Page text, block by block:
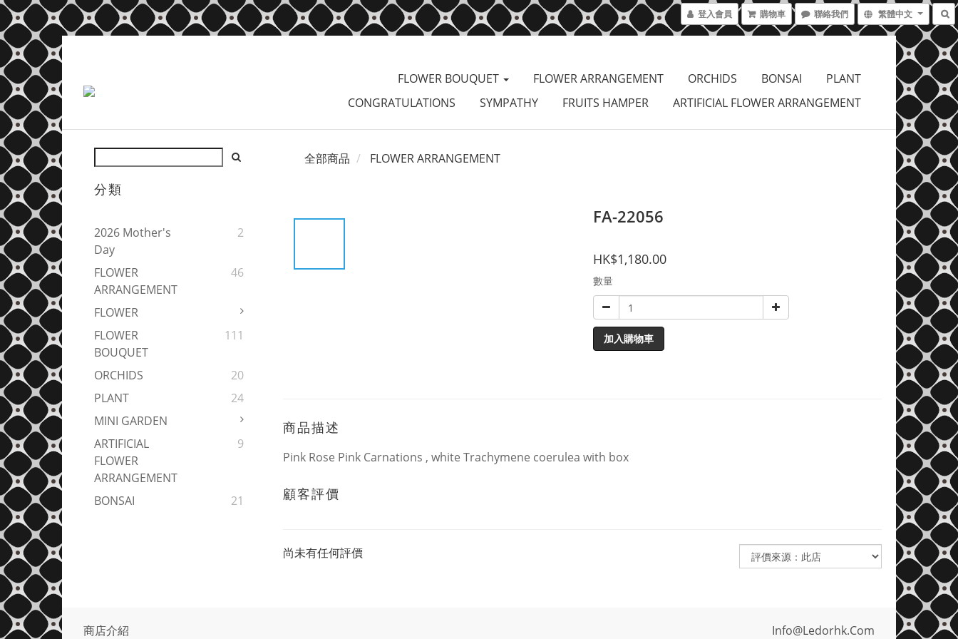
登入會員 購物車 聯絡我們 繁體中文
FLOWER BOUQUET FLOWER ARRANGEMENT ORCHIDS BONSAI
PLANT
CONGRATULATIONS
SYMPATHY FRUITS HAMPER ARTIFICIAL FLOWER ARRANGEMENT
分類
2026 Mother's
Day
2
FLOWER
ARRANGEMENT
46
FLOWER
FLOWER
BOUQUET
111
ORCHIDS
20
PLANT
24
MINI GARDEN
ARTIFICIAL
FLOWER
ARRANGEMENT
9
BONSAI 21
全部商品 FLOWER ARRANGEMENT
FA-22056
HK$1,180.00
數量
加入購物車
商品描述
Pink Rose Pink Carnations , white Trachymene coerulea with box
顧客評價
尚未有任何評價
商店介紹 Info@ledorhk.com